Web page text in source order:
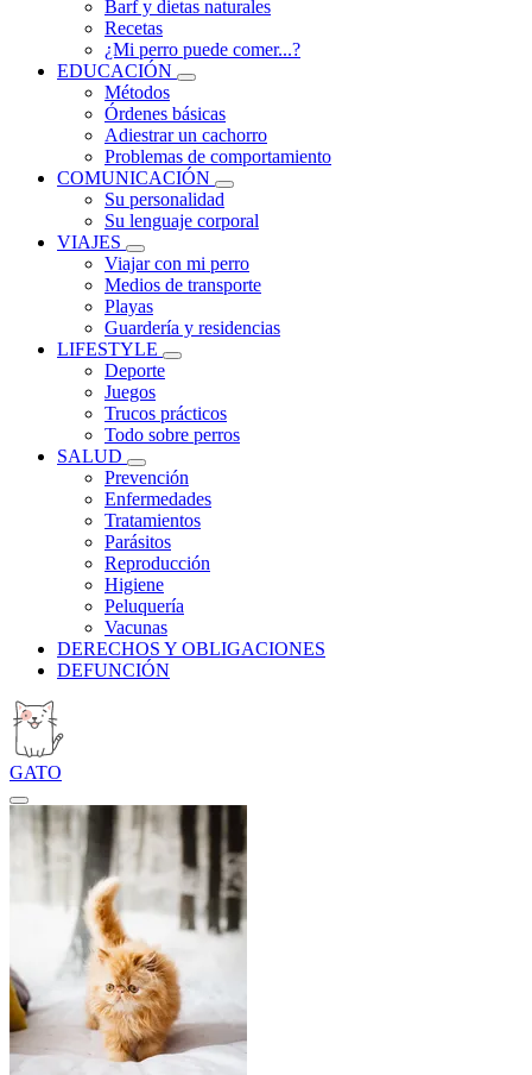
Barf y dietas naturales
Recetas
¿Mi perro puede comer...?
EDUCACIÓN
Métodos
Órdenes básicas
Adiestrar un cachorro
Problemas de comportamiento
COMUNICACIÓN
Su personalidad
Su lenguaje corporal
VIAJES
Viajar con mi perro
Medios de transporte
Playas
Guardería y residencias
LIFESTYLE
Deporte
Juegos
Trucos prácticos
Todo sobre perros
SALUD
Prevención
Enfermedades
Tratamientos
Parásitos
Reproducción
Higiene
Peluquería
Vacunas
DERECHOS Y OBLIGACIONES
DEFUNCIÓN
GATO